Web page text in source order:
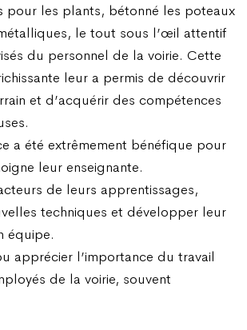
pour les plants, bétonné les poteaux
le tout sous l’œil attentif
du personnel de la voirie. Cette
leur a permis de découvrir
et d’acquérir des compétences
a été extrêmement bénéfique pour
leur enseignante.
de leurs apprentissages,
techniques et développer leur
équipe.
apprécier l’importance du travail
de la voirie, souvent